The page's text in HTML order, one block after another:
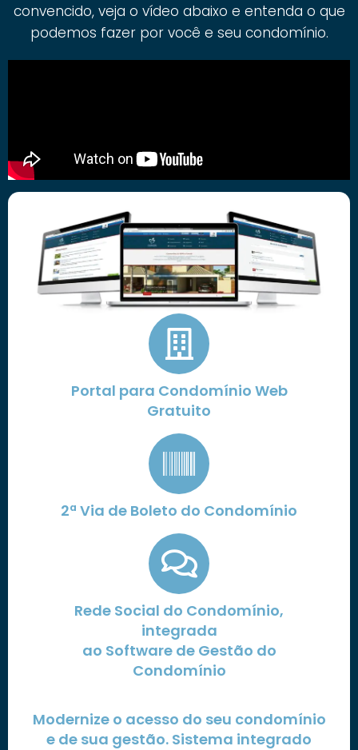
convencido, veja o vídeo abaixo e entenda o que
podemos fazer por você e seu condomínio.
Portal para Condomínio Web
Gratuito
2ª Via de Boleto do Condomínio
Rede Social do Condomínio,
integrada
ao Software de Gestão do
Condomínio
Modernize o acesso do seu condomínio
e de sua gestão. Sistema integrado